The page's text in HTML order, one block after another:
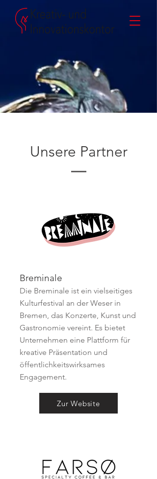
Unsere Partner
Breminale
Die Breminale ist ein vielseitiges
Kulturfestival an der Weser in
Bremen, das Konzerte, Kunst und
Gastronomie vereint. Es bietet
Unternehmen eine Plattform für
kreative Präsentation und
öffentlichkeitswirksames
Engagement.
Zur Website